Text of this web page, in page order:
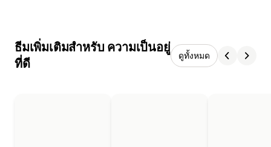
ธีมเพิ่มเติมสำหรับ ความเป็นอยู่
ที่ดี
ดูทั้งหมด